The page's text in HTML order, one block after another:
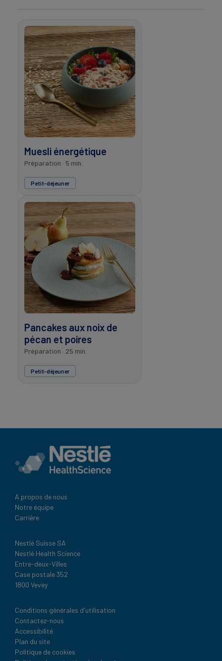
Muesli énergétique
Préparation · 5 min.
Petit-déjeuner
Pancakes aux noix de
pécan et poires
Préparation · 25 min.
Petit-déjeuner
A propos de nous
Notre équipe
Carrière
Nestlé Suisse SA
Nestlé Health Science
Entre-deux-Villes
Case postale 352
1800 Vevey
Legal
Conditions générales d'utilisation
Contactez-nous
Accessibilité
Plan du site
Politique de cookies